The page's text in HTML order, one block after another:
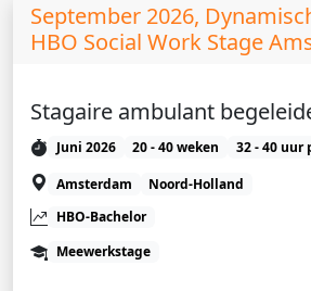
September 2026,
HBO Social Work Stage
Stagaire ambulant
Juni 2026 20 - 40 weken
32 - 40 uur
Amsterdam
Noord-Holland
HBO-Bachelor
Meewerkstage